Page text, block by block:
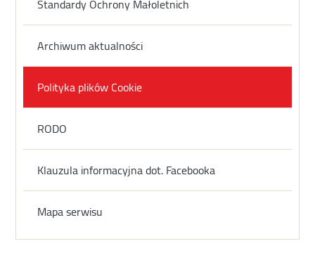
Standardy Ochrony Małoletnich
Archiwum aktualności
Polityka plików Cookie
RODO
Klauzula informacyjna dot. Facebooka
Mapa serwisu